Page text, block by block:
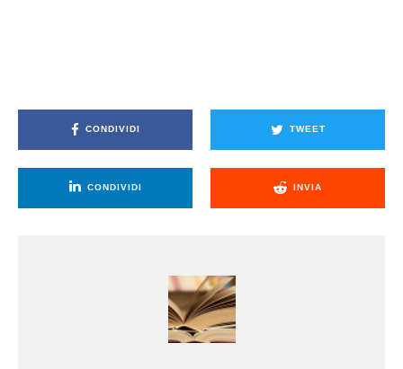
CONDIVIDI TWEET
CONDIVIDI INVIA